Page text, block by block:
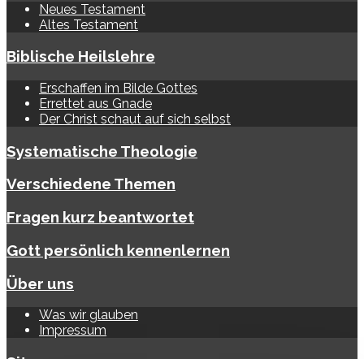
Neues Testament
Altes Testament
Biblische Heilslehre
Erschaffen im Bilde Gottes
Errettet aus Gnade
Der Christ schaut auf sich selbst
Systematische Theologie
Verschiedene Themen
Fragen kurz beantwortet
Gott persönlich kennenlernen
Über uns
Was wir glauben
Impressum